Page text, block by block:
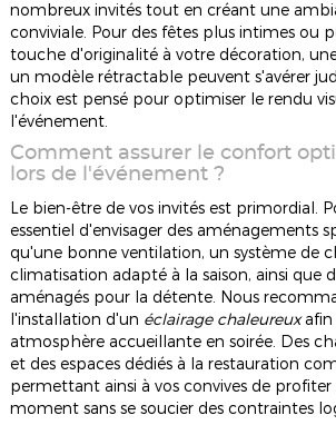
nombreux invités tout en créant une
conviviale. Pour des fêtes plus intimes ou
touche d'originalité à votre décoration,
un modèle rétractable peuvent s'avérer
choix est pensé pour optimiser le rendu
l'événement.
Comment assurer le confort
lors de l'événement ?
Le bien-être de vos invités est primordial.
essentiel d'envisager des aménagements
qu'une bonne ventilation, un système de
climatisation adapté à la saison, ainsi que
aménagés pour la détente. Nous
l'installation d'un éclairage chaleureuxafin
atmosphère accueillante en soirée. Des
et des espaces dédiés à la restauration
permettant ainsi à vos convives de
moment sans se soucier des contraintes